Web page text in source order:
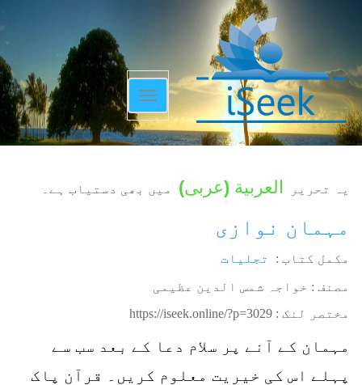
Toggle
navigation
یہ تحریر العربية (عربی) میں بھی دستیاب ہے۔
مہمان نوازی
مکمل کتاب : تجلیات
مصنف : خواجہ شمس الدین عظیمی
مختصر لنک : https://iseek.online/?p=3029
مہمان کے آنے پر سلام دعا کے بعد سب سے
پہلے اس کی خیریت معلوم کریں۔ قرآن پاک